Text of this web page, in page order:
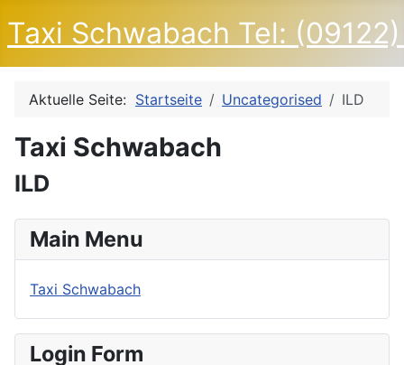
Taxi Schwabach Tel:
Aktuelle Seite: Startseite Uncategorised ILD
Taxi Schwabach
ILD
Main Menu
Taxi Schwabach
Login Form